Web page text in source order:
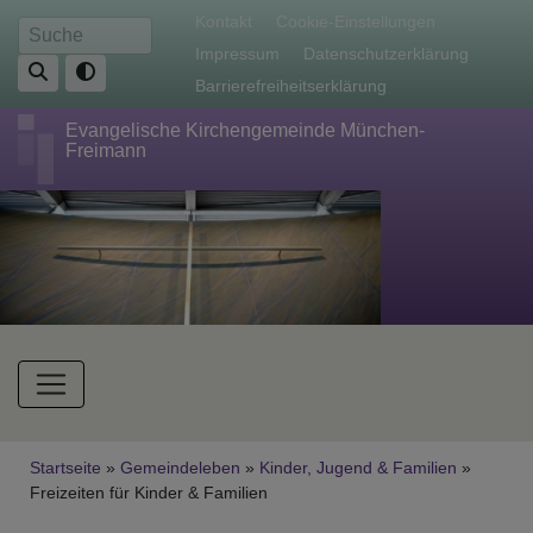
Direkt
zum
Inhalt
Suche Fußbereichsmenü
Impressum
Datenschutzerklärung
Barrierefreiheitserklärung
Evangelische Kirchengemeinde München-
Freimann
Hauptnavigation
Breadcrumb
Startseite Gemeindeleben
Kinder, Jugend & Familien
Freizeiten für Kinder & Familien